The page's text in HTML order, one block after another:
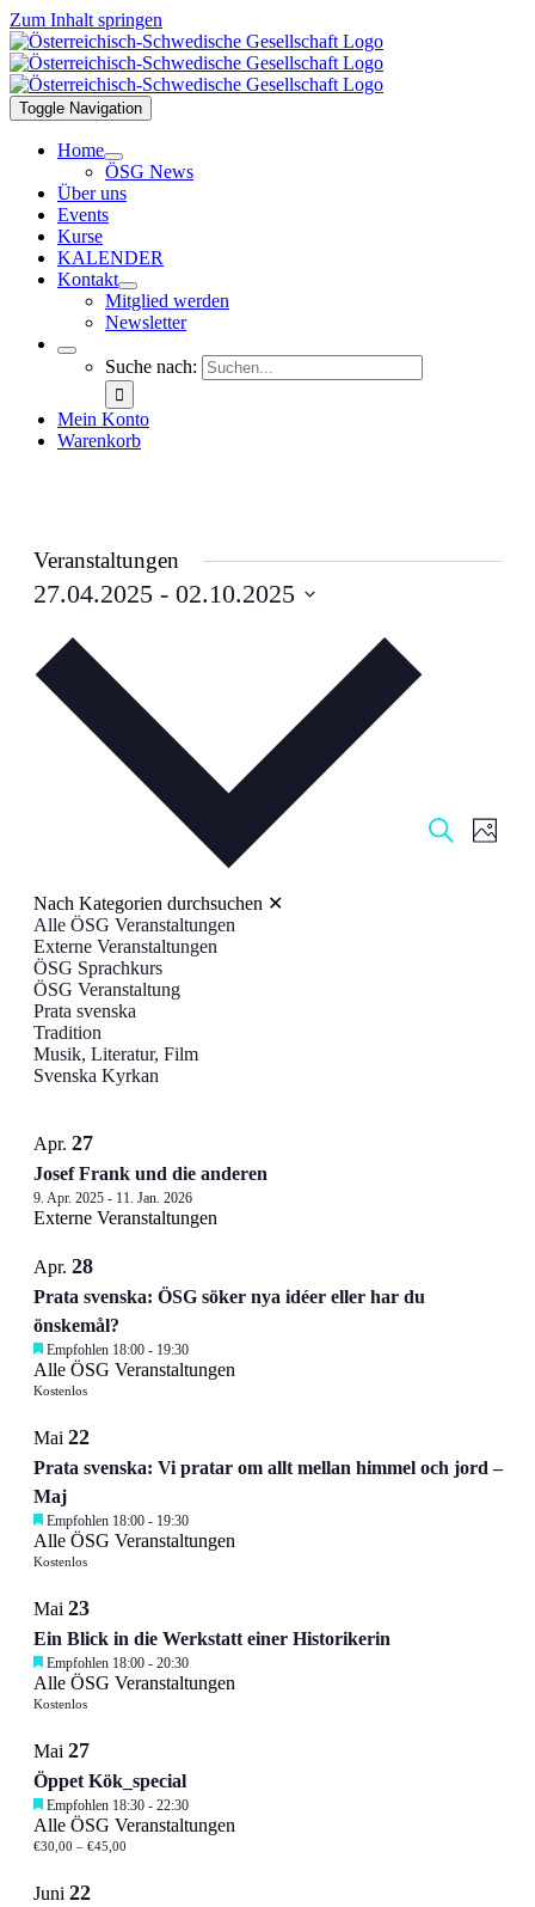
Zum Inhalt springen
Toggle Navigation
Home
ÖSG News
Über uns
Events
Kurse
KALENDER
Kontakt
Mitglied werden
Newsletter
Suche nach:
Mein Konto
Warenkorb
Veranstaltungen
Suche
Foto
27.04.2025 - 02.10.2025
auswählen.
Nach Kategorien durchsuchen ✕
Alle ÖSG Veranstaltungen
Externe Veranstaltungen
ÖSG Sprachkurs
ÖSG Veranstaltung
Prata svenska
Tradition
Musik, Literatur, Film
Svenska Kyrkan
of
Veranstaltungen
in
View
Apr. 27
Josef Frank und die anderen
9. Apr. 2025- 11. Jan. 2026
Externe Veranstaltungen
Apr. 28
Prata svenska: ÖSG söker nya idéer eller har du
önskemål?
Empfohlen 18:00 - 19:30
Alle ÖSG Veranstaltungen
Kostenlos
Mai 22
Prata svenska: Vi pratar om allt mellan himmel och jord –
Maj
Empfohlen 18:00 - 19:30
Alle ÖSG Veranstaltungen
Kostenlos
Mai 23
Ein Blick in die Werkstatt einer Historikerin
Empfohlen 18:00 - 20:30
Alle ÖSG Veranstaltungen
Kostenlos
Mai 27
Öppet Kök_special
Empfohlen 18:30 - 22:30
Alle ÖSG Veranstaltungen
€30,00 – €45,00
Juni 22